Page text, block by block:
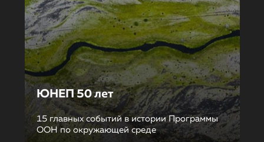
ЮНЕП 50 лет
15 главных событий в истории Программы
ООН по окружающей среде